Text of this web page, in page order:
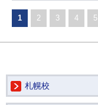
1 2 3 4 5
札幌校